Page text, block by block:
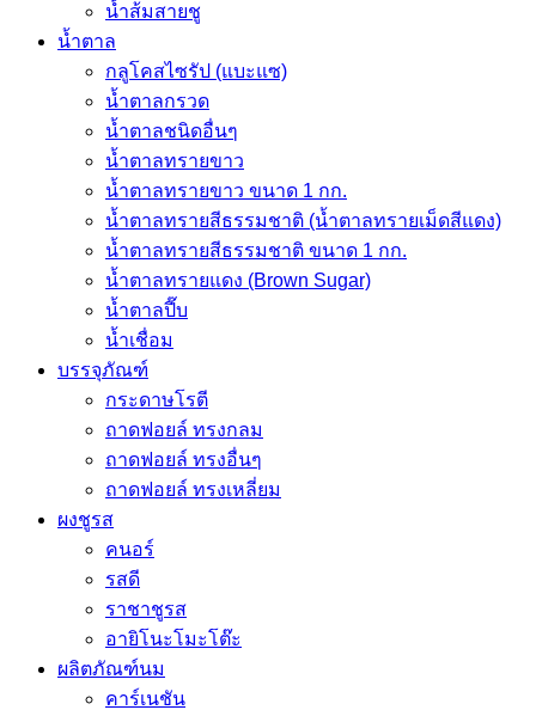
น้ำส้มสายชู
น้ำตาล
กลูโคสไซรัป (แบะแซ)
น้ำตาลกรวด
น้ำตาลชนิดอื่นๆ
น้ำตาลทรายขาว
น้ำตาลทรายขาว ขนาด 1 กก.
น้ำตาลทรายสีธรรมชาติ (น้ำตาลทรายเม็ดสีแดง)
น้ำตาลทรายสีธรรมชาติ ขนาด 1 กก.
น้ำตาลทรายแดง (Brown Sugar)
น้ำตาลปี๊บ
น้ำเชื่อม
บรรจุภัณฑ์
กระดาษโรตี
ถาดฟอยล์ ทรงกลม
ถาดฟอยล์ ทรงอื่นๆ
ถาดฟอยล์ ทรงเหลี่ยม
ผงชูรส
คนอร์
รสดี
ราชาชูรส
อายิโนะโมะโต๊ะ
ผลิตภัณฑ์นม
คาร์เนชัน